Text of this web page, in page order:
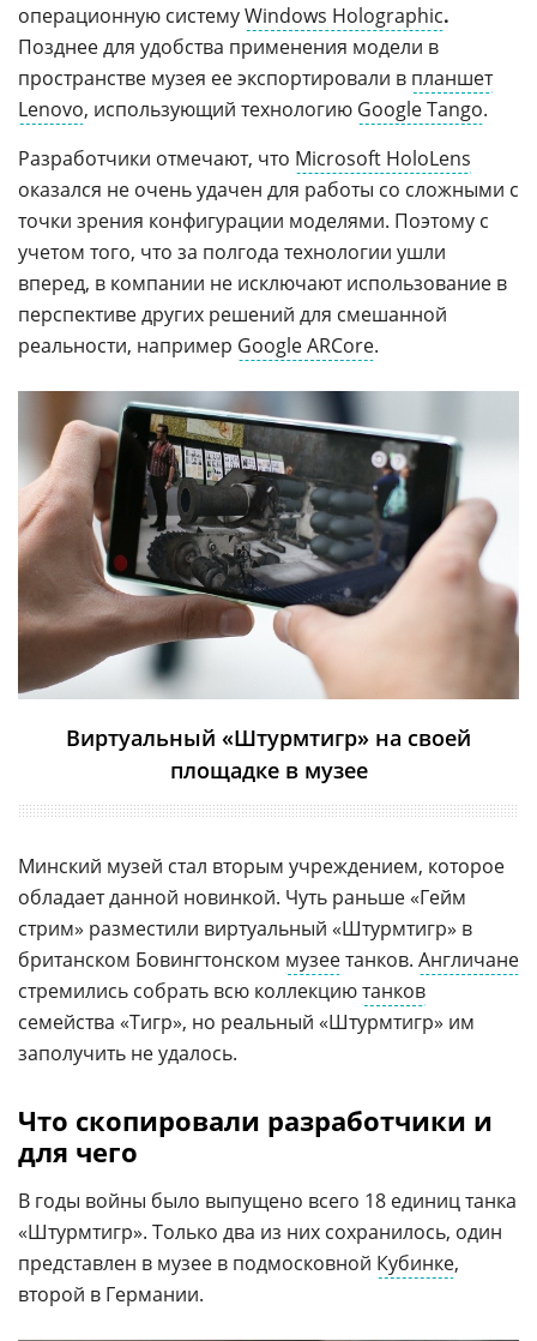
операционную системуWindows Holographic.
Позднеедля удобства применения модели в
пространстве музея ее экспортировали в планшет
Lenovo, использующий технологию Google Tango.
Разработчики отмечают, что Microsoft HoloLens
оказался не очень удачен для работы со сложными с
точки зрения конфигурации моделями. Поэтому с
учетом того, что за полгода технологии ушли
вперед, в компании не исключают использование в
перспективе других решений для смешанной
реальности, например Google ARСore.
Виртуальный «Штурмтигр» на своей
площадке в музее
Минский музей стал вторым учреждением, которое
обладает данной новинкой. Чуть раньше «Гейм
стрим» разместили виртуальный «Штурмтигр» в
британском Бовингтонском музеетанков. Англичане
стремились собрать всю коллекциютанков
семейства «Тигр», но реальный «Штурмтигр» им
заполучить не удалось.
Что скопировали разработчики и
для чего
В годы войны было выпущено всего 18 единиц танка
«Штурмтигр». Только два из них сохранилось, один
представлен в музее в подмосковной Кубинке,
второй в Германии.